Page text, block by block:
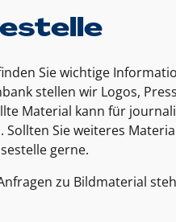
Sie wichtige
stellen wir Logos,
Material kann für
Sollten Sie weiteres
gerne.
zu Bildmaterial